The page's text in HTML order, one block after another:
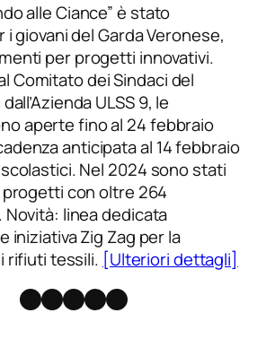
alle Ciance” è stato
giovani del Garda Veronese,
per progetti innovativi.
Comitato dei Sindaci del
ULSS 9, le
aperte fino al 24 febbraio
anticipata al 14 febbraio
Nel 2024 sono stati
con oltre 264
linea dedicata
iniziativa Zig Zag per la
rifiuti tessili. [Ulteriori dettagli]
Facebook
Instagram
X Threads
Telegram